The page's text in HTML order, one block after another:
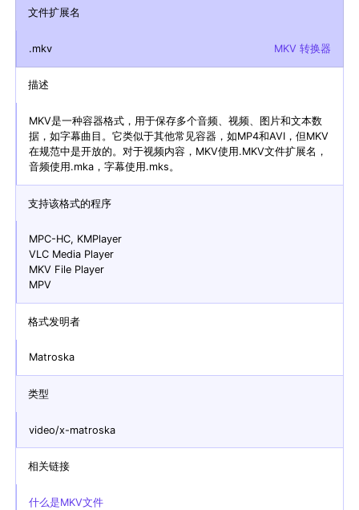
文件扩展名
.mkv MKV 转换器
描述
MKV是一种容器格式，用于保存多个音频、视频、图片和文本数
据，如字幕曲目。它类似于其他常见容器，如MP4和AVI，但MKV
在规范中是开放的。对于视频内容，MKV使用.MKV文件扩展名，
音频使用.mka，字幕使用.mks。
支持该格式的程序
MPC-HC, KMPlayer
VLC Media Player
MKV File Player
MPV
格式发明者
Matroska
类型
video/x-matroska
相关链接
什么是MKV文件